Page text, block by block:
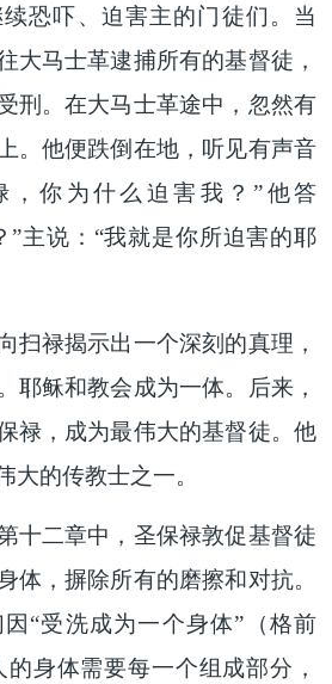
恐吓、迫害主的门徒们。当
大马士革逮捕所有的基督徒，
刑。在大马士革途中，忽然有
。他便跌倒在地，听见有声音
，你为什么迫害我？”他答
”主说：“我就是你所迫害的耶
扫禄揭示出一个深刻的真理，
耶稣和教会成为一体。后来，
禄，成为最伟大的基督徒。他
大的传教士之一。
十二章中，圣保禄敦促基督徒
体，摒除所有的磨擦和对抗。
“受洗成为一个身体”（格前
的身体需要每一个组成部分，